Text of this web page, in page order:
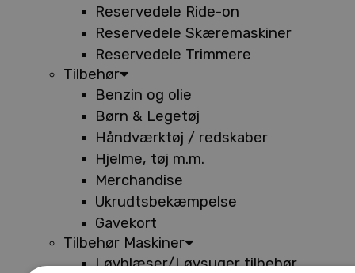
Reservedele Ride-on
Reservedele Skæremaskiner
Reservedele Trimmere
Tilbehør
Benzin og olie
Børn & Legetøj
Håndværktøj / redskaber
Hjelme, tøj m.m.
Merchandise
Ukrudtsbekæmpelse
Gavekort
Tilbehør Maskiner
Løvblæser/Løvsuger tilbehør